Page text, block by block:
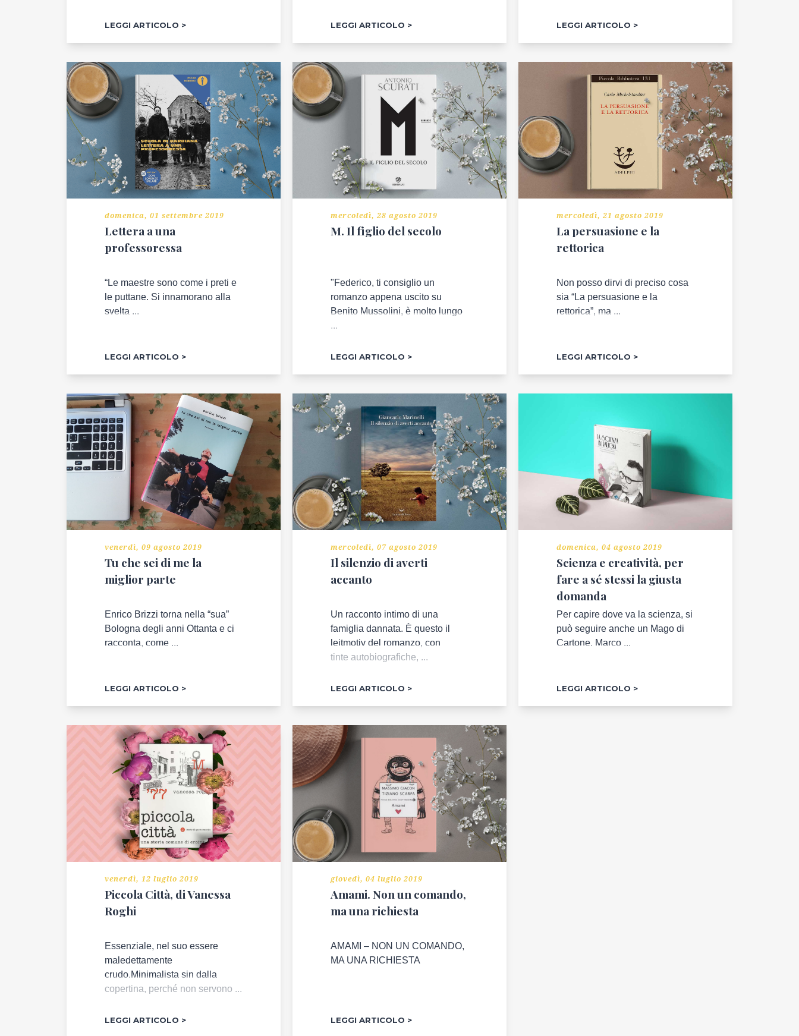
LEGGI ARTICOLO LEGGI ARTICOLO LEGGI ARTICOLO
domenica, 01 settembre 2019
Lettera a una
professoressa
“Le maestre sono come i preti e
le puttane. Si innamorano alla
svelta ...
LEGGI ARTICOLO
mercoledì, 28 agosto 2019
M. Il figlio del secolo
"Federico, ti consiglio un
romanzo appena uscito su
Benito Mussolini, è molto lungo
...
LEGGI ARTICOLO
mercoledì, 21 agosto 2019
La persuasione e la
rettorica
Non posso dirvi di preciso cosa
sia “La persuasione e la
rettorica”, ma ...
LEGGI ARTICOLO
venerdì, 09 agosto 2019
Tu che sei di me la
miglior parte
Enrico Brizzi torna nella “sua”
Bologna degli anni Ottanta e ci
racconta, come ...
LEGGI ARTICOLO
mercoledì, 07 agosto 2019
Il silenzio di averti
accanto
Un racconto intimo di una
famiglia dannata. È questo il
leitmotiv del romanzo, con
tinte autobiografiche, ...
LEGGI ARTICOLO
domenica, 04 agosto 2019
Scienza e creatività, per
fare a sé stessi la giusta
domanda
Per capire dove va la scienza, si
può seguire anche un Mago di
Cartone. Marco ...
LEGGI ARTICOLO
venerdì, 12 luglio 2019
Piccola Città, di Vanessa
Roghi
Essenziale, nel suo essere
maledettamente
crudo.Minimalista sin dalla
copertina, perché non servono ...
LEGGI ARTICOLO
giovedì, 04 luglio 2019
Amami. Non un comando,
ma una richiesta
AMAMI – NON UN COMANDO,
MA UNA RICHIESTA
LEGGI ARTICOLO